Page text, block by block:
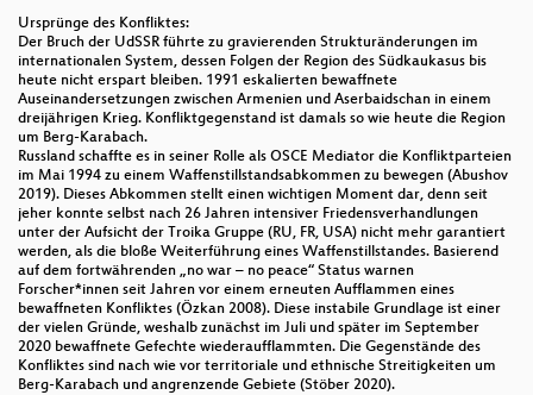
Ursprünge des Konfliktes:
Der Bruch der UdSSR führte zu gravierenden Strukturänderungen im
internationalen System, dessen Folgen der Region des Südkaukasus bis
heute nicht erspart bleiben. 1991 eskalierten bewaffnete
Auseinandersetzungen zwischen Armenien und Aserbaidschan in einem
dreijährigen Krieg. Konfliktgegenstand ist damals so wie heute die Region
um Berg-Karabach.
Russland schaffte es in seiner Rolle als OSCE Mediator die Konfliktparteien
im Mai 1994 zu einem Waffenstillstandsabkommen zu bewegen (Abushov
2019). Dieses Abkommen stellt einen wichtigen Moment dar, denn seit
jeher konnte selbst nach 26 Jahren intensiver Friedensverhandlungen
unter der Aufsicht der Troika Gruppe (RU, FR, USA) nicht mehr garantiert
werden, als die bloße Weiterführung eines Waffenstillstandes. Basierend
auf dem fortwährenden „no war – no peace“ Status warnen
Forscher*innen seit Jahren vor einem erneuten Aufflammen eines
bewaffneten Konfliktes (Özkan 2008). Diese instabile Grundlage ist einer
der vielen Gründe, weshalb zunächst im Juli und später im September
2020 bewaffnete Gefechte wiederaufflammten. Die Gegenstände des
Konfliktes sind nach wie vor territoriale und ethnische Streitigkeiten um
Berg-Karabach und angrenzende Gebiete (Stöber 2020).